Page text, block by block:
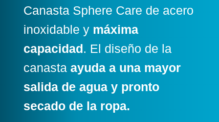
Canasta Sphere Care de acero
inoxidable y máxima
capacidad . El diseño de la
canasta ayuda a una mayor
salida de agua y pronto
secado de la ropa.